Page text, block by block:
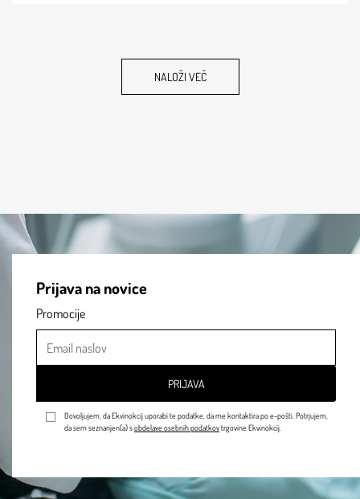
NALOŽI VEČ
Prijava na novice
Promocije
PRIJAVA
Dovoljujem, da Ekvinokcij uporabi te podatke, da me kontaktira po e-pošti. Potrjujem,
da sem seznanjen(a) sobdelave osebnih podatkovtrgovine Ekvinokcij.